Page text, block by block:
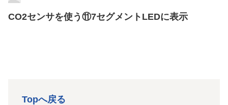
CO2センサを使う⑪7セグメントLEDに表示
Topへ戻る